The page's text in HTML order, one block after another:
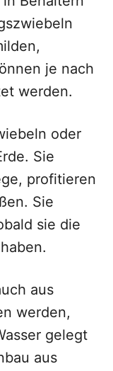
je nach
werden.
oder
Sie
profitieren
Sie
sie die
aus
werden,
gelegt
aus